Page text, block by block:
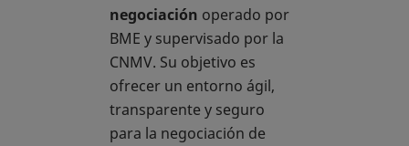
negociación operado por
BME y supervisado por la
CNMV. Su objetivo es
ofrecer un entorno ágil,
transparente y seguro
para la negociación de